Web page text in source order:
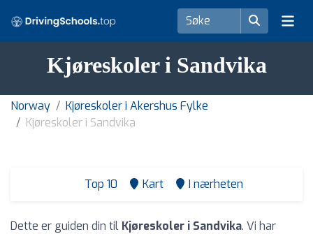
Kjøreskoler i Sandvika
Norway
Kjøreskoler i Akershus Fylke
Kjøreskoler i Sandvika
Top 10 Kart I nærheten
Dette er guiden din til Kjøreskoler i Sandvika. Vi har